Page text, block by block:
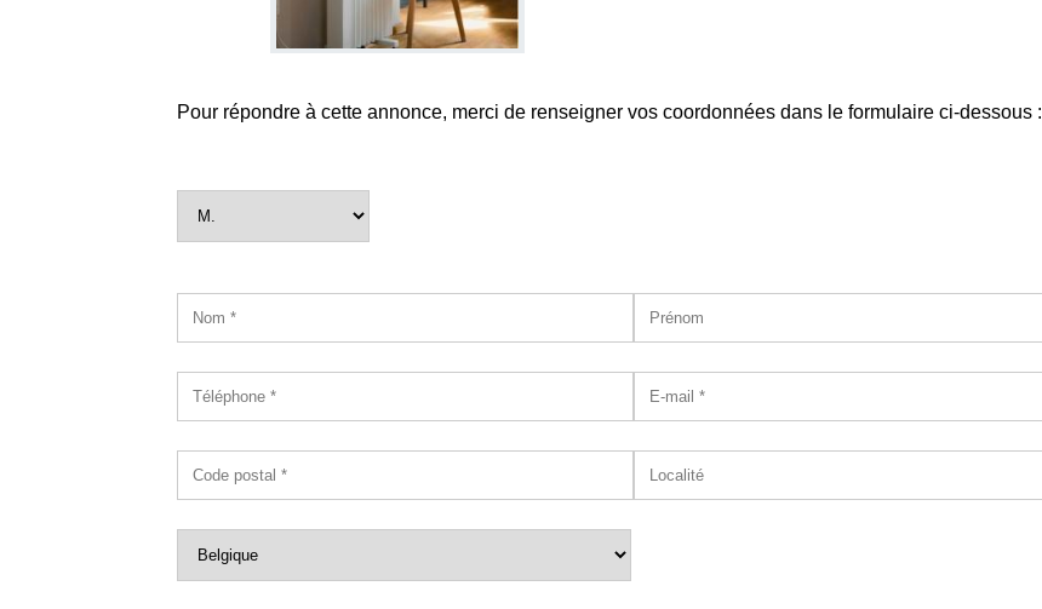
Pour répondre à cette annonce, merci de renseigner vos coordonnées dans le formulaire ci-dessous :